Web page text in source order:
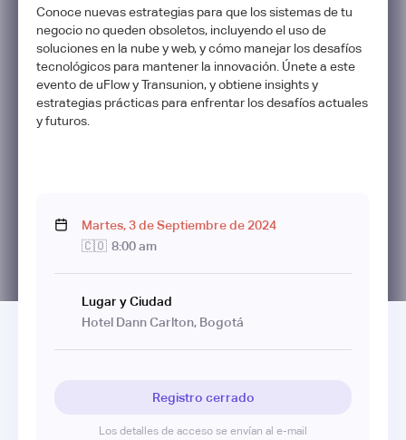
​Conoce nuevas estrategias para que los sistemas de tu
negocio no queden obsoletos, incluyendo el uso de
soluciones en la nube y web, y cómo manejar los desafíos
tecnológicos para mantener la innovación. Únete a este
evento de uFlow y Transunion, y obtiene insights y
estrategias prácticas para enfrentar los desafíos actuales
y futuros.
Martes,3deSeptiembrede 2024
🇨🇴 8:00 am
Lugar y Ciudad
Hotel Dann Carlton, Bogotá
Registro cerrado
Los detalles de acceso se envían al e-mail